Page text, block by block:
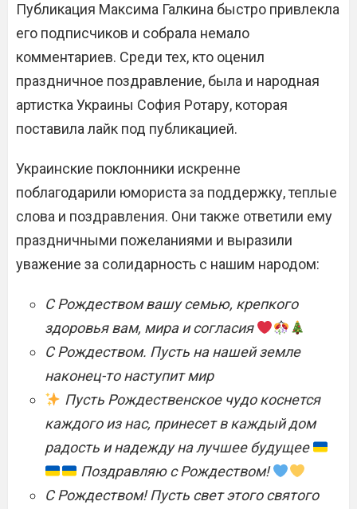
Публикация Максима Галкина быстро привлекла
его подписчиков и собрала немало
комментариев. Среди тех, кто оценил
праздничное поздравление, была и народная
артистка Украины София Ротару, которая
поставила лайк под публикацией.
Украинские поклонники искренне
поблагодарили юмориста за поддержку, теплые
слова и поздравления. Они также ответили ему
праздничными пожеланиями и выразили
уважение за солидарность с нашим народом:
С Рождеством вашу семью, крепкого
здоровья вам, мира и согласия
С Рождеством. Пусть на нашей земле
наконец-то наступит мир
Пусть Рождественское чудо коснется
каждого из нас, принесет в каждый дом
радость и надежду на лучшее будущее
Поздравляю с Рождеством!
С Рождеством! Пусть свет этого святого